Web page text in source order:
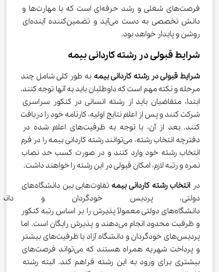
فرصت‌های شغلی و رشد حرفه‌ای است که با مهارت‌ها و
دانش تخصصی به دست می‌آید و تضمین‌کننده آینده‌ای
روشن و پایدار خواهد بود.
شرایط قبولی در رشته کاردانی بیمه
شرایط قبولی در رشته کاردانی بیمه به طور کلی شامل چند
مرحله و نکته مهم است که داوطلبان باید به آنها توجه کنند.
ابتدا، متقاضیان باید از رشته انسانی در کنکور سراسری
شرکت کنند و پس از اعلام نتایج اولیه، کارنامه خود را دریافت
کنند. بعد از آن، با توجه به ظرفیت‌های اعلام شده در
دفترچه انتخاب رشته، می‌توانند رشته کاردانی بیمه را در فرم
انتخاب رشته خود وارد کنند و در صورت کسب حد نصاب
نمره و رتبه لازم، امکان قبولی در این رشته را خواهند داشت.
در انتخاب رشته کاردانی بیمه
تفاوت‌هایی بین دانشگاه‌های
دولتی، پردیس خودگردان و
دانشگاه‌های دولتی معمولاً پذیرش را بر اساس رتبه کنکور
و ظرفیت محدود انجام می‌دهند و پذیرش رایگان است. اما
پردیس‌های خودگردان و دانشگاه آزاد با ظرفیت‌های بیشتر
و پرداخت شهریه همراه هستند که می‌تواند فرصت‌های
بیشتری برای ورود به این رشته فراهم کند. البته رشته